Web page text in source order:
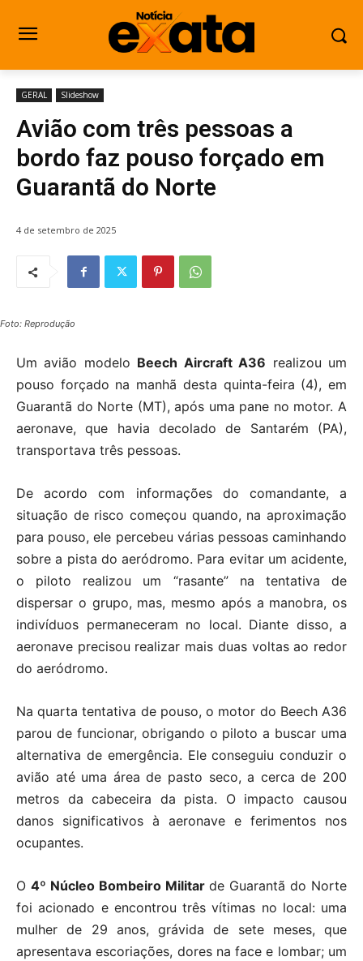
GERAL Slideshow
Avião com três pessoas a
bordo faz pouso forçado em
Guarantã do Norte
4 de setembro de 2025
Foto: Reprodução
Um avião modelo Beech Aircraft A36 realizou um
pouso forçado na manhã desta quinta-feira (4), em
Guarantã do Norte (MT), após uma pane no motor. A
aeronave, que havia decolado de Santarém (PA),
transportava três pessoas.
De acordo com informações do comandante, a
situação de risco começou quando, na aproximação
para pouso, ele percebeu várias pessoas caminhando
sobre a pista do aeródromo. Para evitar um acidente,
o piloto realizou um “rasante” na tentativa de
dispersar o grupo, mas, mesmo após a manobra, os
indivíduos permaneceram no local. Diante disso, a
aeronave precisou realizar mais duas voltas ao redor
do aeródromo.
Na quarta tentativa de pouso, o motor do Beech A36
parou de funcionar, obrigando o piloto a buscar uma
alternativa de emergência. Ele conseguiu conduzir o
avião até uma área de pasto seco, a cerca de 200
metros da cabeceira da pista. O impacto causou
danos significativos à aeronave e ferimentos nos
ocupantes.
O 4º Núcleo Bombeiro Militarde Guarantã do Norte
foi acionado e encontrou três vítimas no local: uma
mulher de 29 anos, grávida de sete meses, que
apresentava escoriações, dores na face e lombar; um